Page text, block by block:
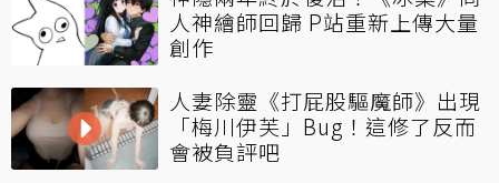
人神繪師回歸 P站重新上傳大量
創作
人妻除靈《打屁股驅魔師》出現
「梅川伊芙」Bug！這修了反而
會被負評吧